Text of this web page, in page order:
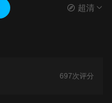
超清
697次评分